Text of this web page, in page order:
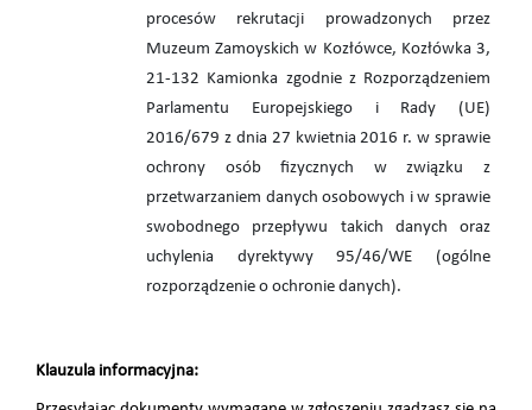
procesów rekrutacji prowadzonych przez
Muzeum Zamoyskich w Kozłówce, Kozłówka 3,
21-132 Kamionka zgodnie z Rozporządzeniem
Parlamentu Europejskiego i Rady (UE)
2016/679 z dnia 27 kwietnia 2016 r. w sprawie
ochrony osób fizycznych w związku z
przetwarzaniem danych osobowych i w sprawie
swobodnego przepływu takich danych oraz
uchylenia dyrektywy 95/46/WE (ogólne
rozporządzenie o ochronie danych).
Klauzula informacyjna: